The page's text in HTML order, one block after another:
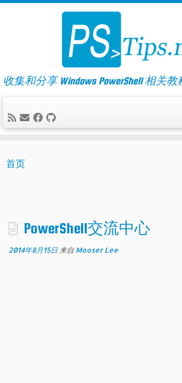
Skip
收集和分享 Windows PowerShell 相关
首页
PowerShell交流中心
2014年8月15日 来自 Mooser Lee